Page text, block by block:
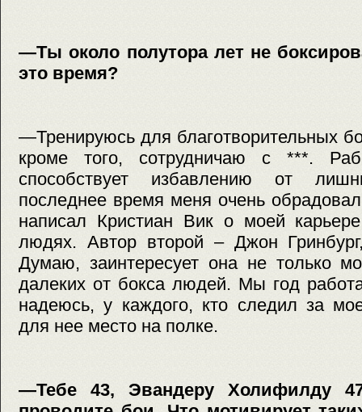
—Ты около полутора лет не
это время?
—Тренируюсь для благотворительных
кроме того, сотрудничаю с ***.
способствует избавлению от
последнее время меня очень
написал Кристиан Вик о моей
людях. Автор второй – Джон
Думаю, заинтересует она не только
далеких от бокса людей. Мы год
надеюсь, у каждого, кто следил за
для нее место на полке.
—Тебе 43, Эвандеру Холифилду